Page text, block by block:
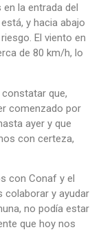
la entrada del
y hacia abajo
El viento en
de 80 km/h, lo
que,
comenzado por
ayer y que
con certeza,
con Conaf y el
colaborar y ayudar
no podía estar
que hoy nos